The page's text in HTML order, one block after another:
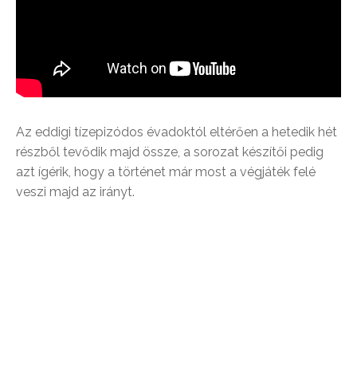
Az eddigi tízepizódos évadoktól eltérően a hetedik hét
részből tevődik majd össze, a sorozat készítői pedig
azt ígérik, hogy a történet már most a végjáték felé
veszi majd az irányt.